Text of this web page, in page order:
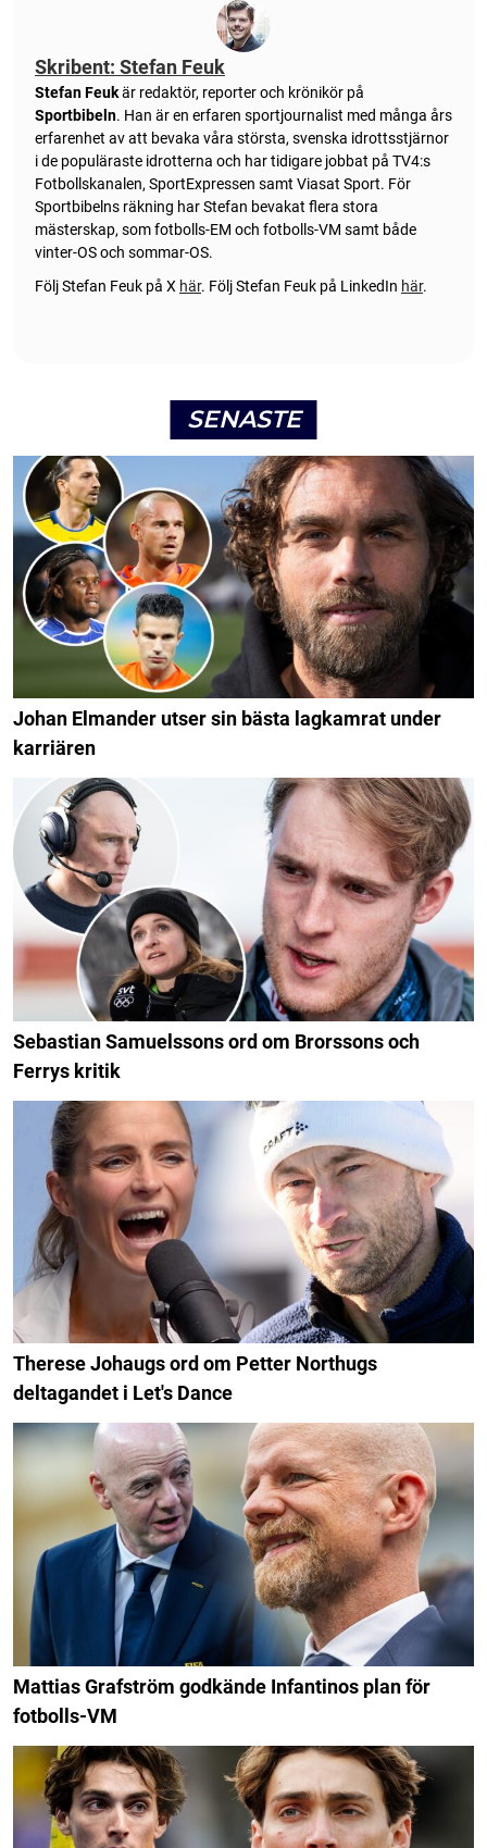
Skribent: Stefan Feuk
Stefan Feukär redaktör, reporter och krönikör på
Sportbibeln. Han är en erfaren sportjournalist med många års
erfarenhet av att bevaka våra största, svenska idrottsstjärnor
i de populäraste idrotterna och har tidigare jobbat på TV4:s
Fotbollskanalen, SportExpressen samt Viasat Sport. För
Sportbibelns räkning har Stefan bevakat flera stora
mästerskap, som fotbolls-EM och fotbolls-VM samt både
vinter-OS och sommar-OS.
Följ Stefan Feuk på X här. Följ Stefan Feuk på LinkedIn här.
SENASTE
Johan Elmander utser sin bästa lagkamrat under
karriären
Sebastian Samuelssons ord om Brorssons och
Ferrys kritik
Therese Johaugs ord om Petter Northugs
deltagandet i Let's Dance
Mattias Grafström godkände Infantinos plan för
fotbolls-VM